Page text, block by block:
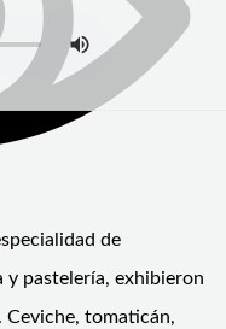
de
y pastelería, exhibieron
Ceviche, tomaticán,